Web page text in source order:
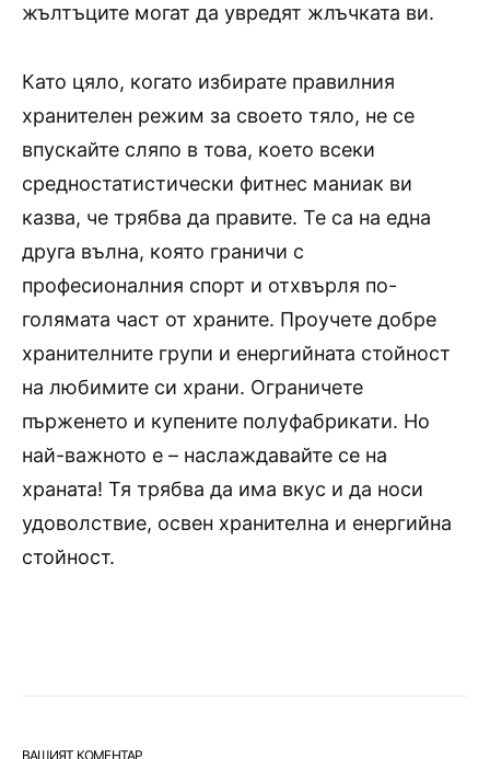
жълтъците могат да увредят жлъчката ви.
Като цяло, когато избирате правилния
хранителен режим за своето тяло, не се
впускайте сляпо в това, което всеки
средностатистически фитнес маниак ви
казва, че трябва да правите. Те са на една
друга вълна, която граничи с
професионалния спорт и отхвърля по-
голямата част от храните. Проучете добре
хранителните групи и енергийната стойност
на любимите си храни. Ограничете
пърженето и купените полуфабрикати. Но
най-важното е – наслаждавайте се на
храната! Тя трябва да има вкус и да носи
удоволствие, освен хранителна и енергийна
стойност.
ВАШИЯТ КОМЕНТАР